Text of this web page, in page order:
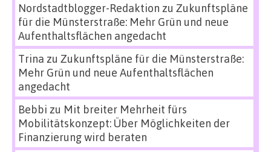
Nordstadtblogger-Redaktion zu Zukunftspläne
für die Münsterstraße: Mehr Grün und neue
Aufenthaltsflächen angedacht
Trina zu Zukunftspläne für die Münsterstraße:
Mehr Grün und neue Aufenthaltsflächen
angedacht
Bebbi zu Mit breiter Mehrheit fürs
Mobilitätskonzept: Über Möglichkeiten der
Finanzierung wird beraten